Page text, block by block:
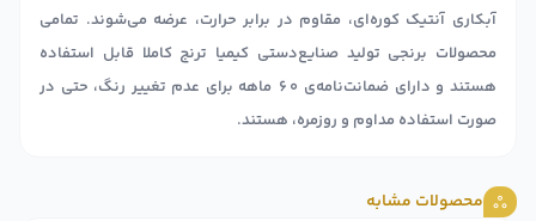
آبکاری آنتیک کوره‌ای، مقاوم در برابر حرارت، عرضه می‌شوند. تمامی
محصولات برنجی تولید صنایع‌دستی کیمیا ترنج کاملا قابل استفاده
هستند و دارای ضمانت‌نامه‌ی ۶۰ ماهه برای عدم تغییر رنگ، حتی در
صورت استفاده مداوم و روزمره، هستند.
محصولات مشابه